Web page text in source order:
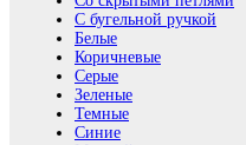
С бугельной ручкой
Белые
Коричневые
Серые
Зеленые
Темные
Синие